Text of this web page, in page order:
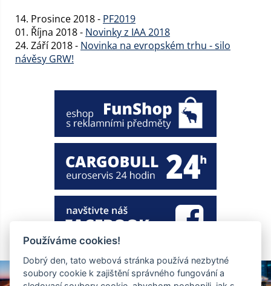
14. Prosince 2018 - PF2019
01. Října 2018 - Novinky z IAA 2018
24. Září 2018 - Novinka na evropském trhu - silo
návěsy GRW!
Používáme cookies!
Dobrý den, tato webová stránka používá nezbytné
soubory cookie k zajištění správného fungování a